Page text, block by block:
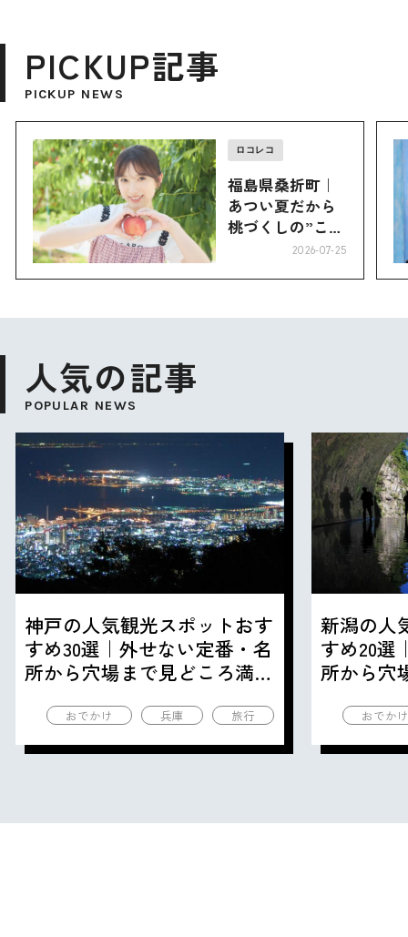
PICKUP記事
PICKUP NEWS
ロコレコ
福島県桑折町｜
あつい夏だから
桃づくしの”こお
2026-07-25
人気の記事
POPULAR NEWS
神戸の人気観光スポットおす
すめ30選｜外せない定番・名
所から穴場まで見どころ満載
おでかけ 兵庫 旅行
新潟の人
すめ20選
所から穴
おでか